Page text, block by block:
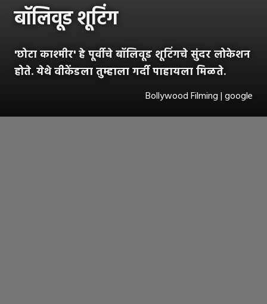
बॉलिवूड शूटिंग
'छोटा काश्मीर' हे पूर्वीचे बॉलिवूड शूटिंगचे सुंदर लोकेशन
होते. येथे वीकेंडला तुम्हाला गर्दी पाहायला मिळते.
Bollywood Filming | google